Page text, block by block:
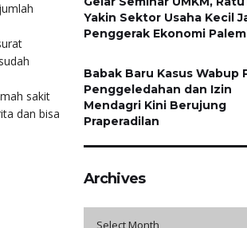
sakit
dan bisa
Yakin Sektor Usaha Kecil
Penggerak Ekonomi
Babak Baru Kasus Wabup
Penggeledahan dan Izin
Mendagri Kini Berujung
Praperadilan
Archives
Select Month